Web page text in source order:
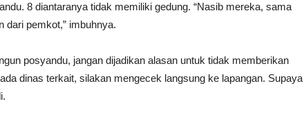
8 diantaranya tidak memiliki gedung. “Nasib mereka, sama
dari pemkot,” imbuhnya.
posyandu, jangan dijadikan alasan untuk tidak memberikan
dinas terkait, silakan mengecek langsung ke lapangan. Supaya